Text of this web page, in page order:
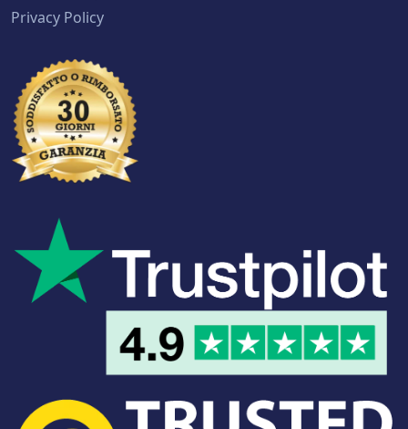
Privacy Policy